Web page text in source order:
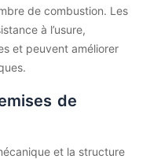
de combustion. Les
à l’usure,
et peuvent améliorer
de
et la structure